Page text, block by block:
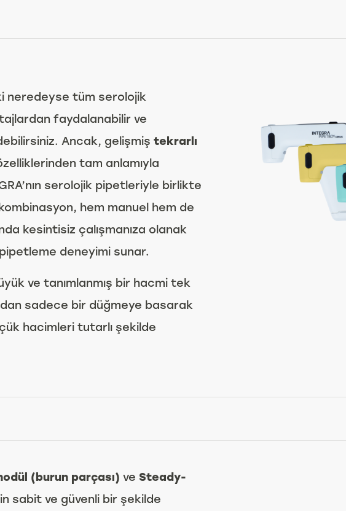
neredeyse tüm serolojik
faydalanabilir ve
Ancak, gelişmiş tekrarlı
tam anlamıyla
serolojik pipetleriyle birlikte
hem manuel hem de
kesintisiz çalışmanıza olanak
deneyimi sunar.
ve tanımlanmış bir hacmi tek
sadece bir düğmeye basarak
hacimleri tutarlı şekilde
(burun parçası) ve Steady-
sabit ve güvenli bir şekilde